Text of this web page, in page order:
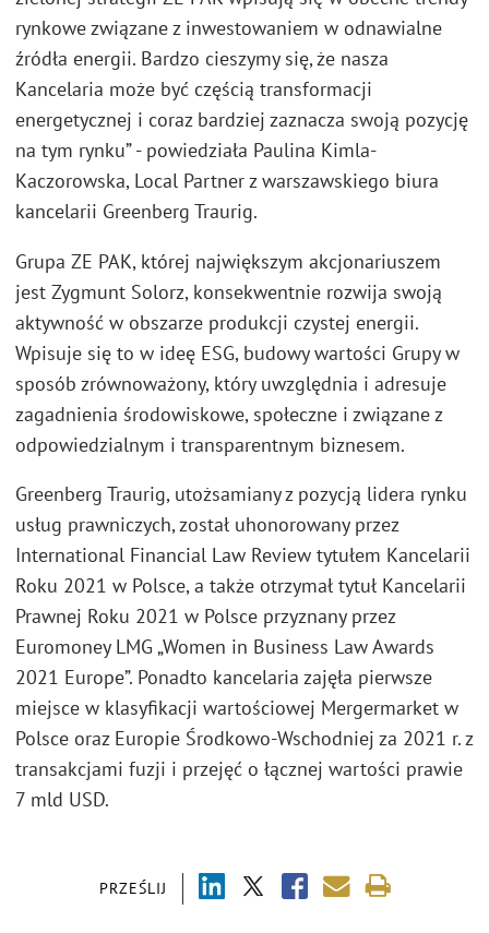
PRZEŚLIJ
rynkowe związane z inwestowaniem w odnawialne
źródła energii. Bardzo cieszymy się, że nasza
Kancelaria może być częścią transformacji
energetycznej i coraz bardziej zaznacza swoją pozycję
na tym rynku” - powiedziała Paulina Kimla-
Kaczorowska, Local Partner z warszawskiego biura
kancelarii Greenberg Traurig.
Grupa ZE PAK, której największym akcjonariuszem
jest Zygmunt Solorz, konsekwentnie rozwija swoją
aktywność w obszarze produkcji czystej energii.
Wpisuje się to w ideę ESG, budowy wartości Grupy w
sposób zrównoważony, który uwzględnia i adresuje
zagadnienia środowiskowe, społeczne i związane z
odpowiedzialnym i transparentnym biznesem.
Greenberg Traurig, utożsamiany z pozycją lidera rynku
usług prawniczych, został uhonorowany przez
International Financial Law Review tytułem Kancelarii
Roku 2021 w Polsce, a także otrzymał tytuł Kancelarii
Prawnej Roku 2021 w Polsce przyznany przez
Euromoney LMG „Women in Business Law Awards
2021 Europe”. Ponadto kancelaria zajęła pierwsze
miejsce w klasyfikacji wartościowej Mergermarket w
Polsce oraz Europie Środkowo-Wschodniej za 2021 r. z
transakcjami fuzji i przejęć o łącznej wartości prawie
7 mld USD.